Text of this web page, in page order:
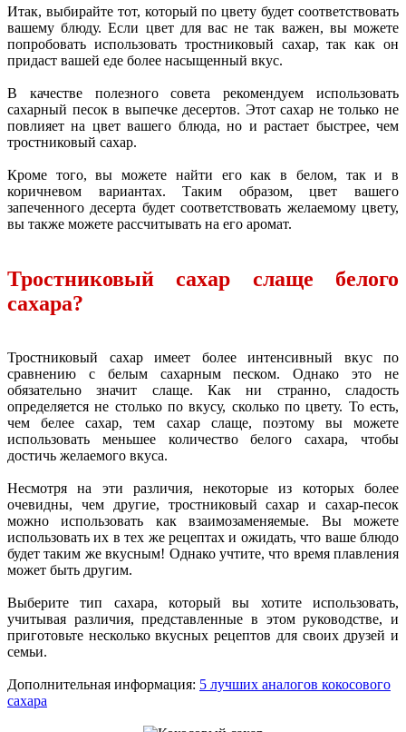
Итак, выбирайте тот, который по цвету будет соответствовать
вашему блюду. Если цвет для вас не так важен, вы можете
попробовать использовать тростниковый сахар, так как он
придаст вашей еде более насыщенный вкус.
В качестве полезного совета рекомендуем использовать
сахарный песок в выпечке десертов. Этот сахар не только не
повлияет на цвет вашего блюда, но и растает быстрее, чем
тростниковый сахар.
Кроме того, вы можете найти его как в белом, так и в
коричневом вариантах. Таким образом, цвет вашего
запеченного десерта будет соответствовать желаемому цвету,
вы также можете рассчитывать на его аромат.
Тростниковый сахар слаще белого
сахара?
Тростниковый сахар имеет более интенсивный вкус по
сравнению с белым сахарным песком. Однако это не
обязательно значит слаще. Как ни странно, сладость
определяется не столько по вкусу, сколько по цвету. То есть,
чем белее сахар, тем сахар слаще, поэтому вы можете
использовать меньшее количество белого сахара, чтобы
достичь желаемого вкуса.
Несмотря на эти различия, некоторые из которых более
очевидны, чем другие, тростниковый сахар и сахар-песок
можно использовать как взаимозаменяемые. Вы можете
использовать их в тех же рецептах и ожидать, что ваше блюдо
будет таким же вкусным! Однако учтите, что время плавления
может быть другим.
Выберите тип сахара, который вы хотите использовать,
учитывая различия, представленные в этом руководстве, и
приготовьте несколько вкусных рецептов для своих друзей и
семьи.
Дополнительная информация: 5 лучших аналогов кокосового
сахара